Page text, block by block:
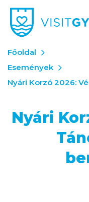
Főoldal
Események
Nyári Korzó 2026:
Nyári